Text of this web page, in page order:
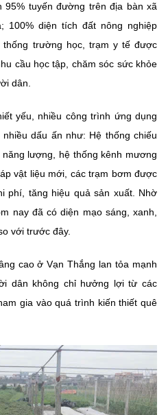
English
CÔNG NGHỆ
AND TECHNOLOGY
MST: Góp ý
và Công nghệ (MST)
Thị Hải Hằng
Khoa học và Công nghệ.
- 18 Nguyễn Du, TP. Hà Nội
Học và Công Nghệ
khi phát hành lại thông tin từ
tuyến đường trên địa bàn xã
100% diện tích đất nông nghiệp
trường học, trạm y tế được
cầu học tập, chăm sóc sức khỏe
dân.
yếu, nhiều công trình ứng dụng
dấu ấn như: Hệ thống chiếu
lượng, hệ thống kênh mương
vật liệu mới, các trạm bơm được
phí, tăng hiệu quả sản xuất. Nhờ
nay đã có diện mạo sáng, xanh,
với trước đây.
cao ở Vạn Thắng lan tỏa mạnh
dân không chỉ hưởng lợi từ các
gia vào quá trình kiến thiết quê